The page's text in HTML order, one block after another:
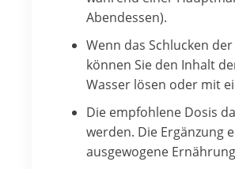
Abendessen).
Wenn das Schlucken
können Sie den Inhalt
Wasser lösen oder mit
Die empfohlene Dosis
werden. Die Ergänzung
ausgewogene